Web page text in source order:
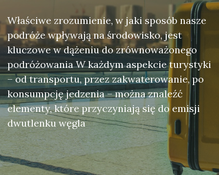
Właściwe zrozumienie, w jaki sposób nasze
podróże wpływają na środowisko, jest
kluczowe w dążeniu do zrównoważonego
podróżowania W każdym aspekcie turystyki
– od transportu, przez zakwaterowanie, po
konsumpcję jedzenia – można znaleźć
elementy, które przyczyniają się do emisji
dwutlenku węgla